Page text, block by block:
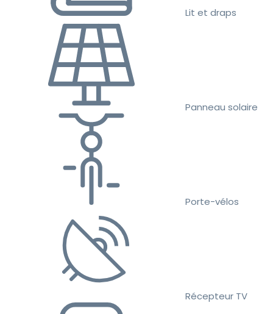
Lit et draps
Panneau solaire
Porte-vélos
Récepteur TV